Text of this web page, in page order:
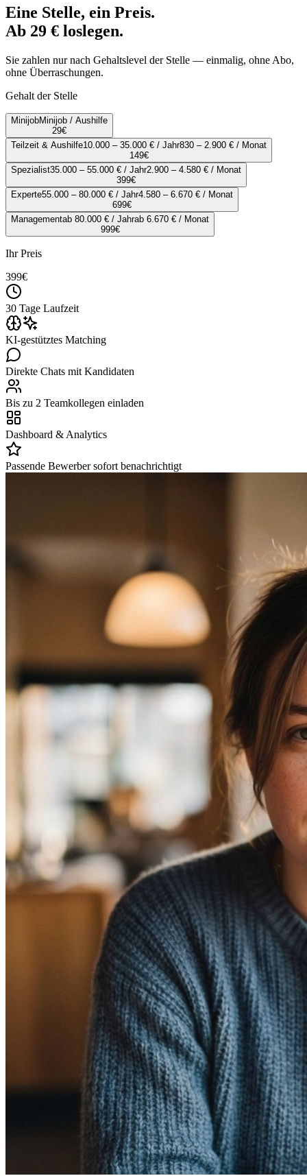
Eine Stelle, ein Preis.
Ab 29 € loslegen.
Sie zahlen nur nach Gehaltslevel der Stelle — einmalig, ohne Abo,
ohne Überraschungen.
Gehalt der Stelle
MinijobMinijob / Aushilfe
29€
Teilzeit & Aushilfe10.000 – 35.000 € / Jahr830 – 2.900 € / Monat
149€
Spezialist35.000 – 55.000 € / Jahr2.900 – 4.580 € / Monat
399€
Experte55.000 – 80.000 € / Jahr4.580 – 6.670 € / Monat
699€
Managementab 80.000 € / Jahrab 6.670 € / Monat
999€
Ihr Preis
399€
30 Tage Laufzeit
KI-gestütztes Matching
Direkte Chats mit Kandidaten
Bis zu 2 Teamkollegen einladen
Dashboard & Analytics
Passende Bewerber sofort benachrichtigt